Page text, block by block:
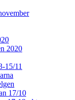
2020
15/11
17/10